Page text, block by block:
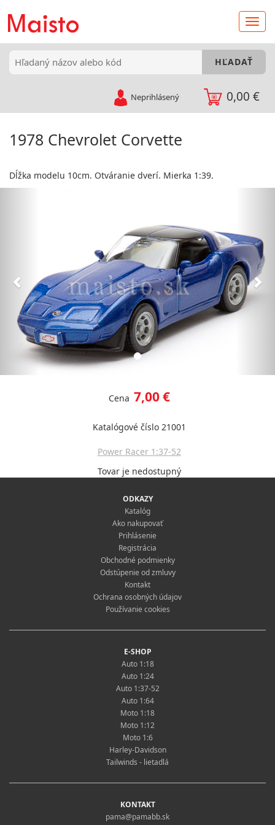
0,00 €
Neprihlásený
1978 Chevrolet Corvette
Dĺžka modelu 10cm. Otváranie dverí. Mierka 1:39.
Cena 7,00 €
Katalógové číslo 21001
Power Racer 1:37-52
Tovar je nedostupný
ODKAZY
Katalóg
Ako nakupovať
Prihlásenie
Registrácia
Obchodné podmienky
Odstúpenie od zmluvy
Kontakt
Ochrana osobných údajov
Používanie cookies
E-SHOP
Auto 1:18
Auto 1:24
Auto 1:37-52
Auto 1:64
Moto 1:18
Moto 1:12
Moto 1:6
Harley-Davidson
Tailwinds - lietadlá
KONTAKT
pama@pamabb.sk